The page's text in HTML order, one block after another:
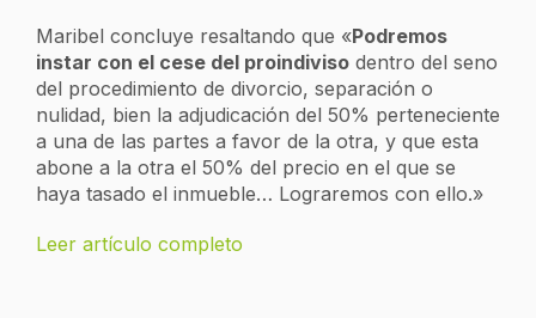
Maribel concluye resaltando que «Podremos
instar con el cese del proindiviso dentro del seno
del procedimiento de divorcio, separación o
nulidad, bien la adjudicación del 50% perteneciente
a una de las partes a favor de la otra, y que esta
abone a la otra el 50% del precio en el que se
haya tasado el inmueble… Lograremos con ello.»
Leer artículo completo